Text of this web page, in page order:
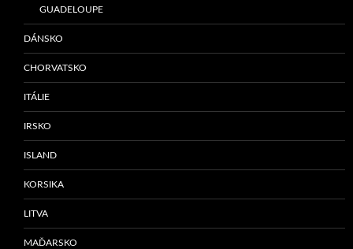
GUADELOUPE
DÁNSKO
CHORVATSKO
ITÁLIE
IRSKO
ISLAND
KORSIKA
LITVA
MAĎARSKO